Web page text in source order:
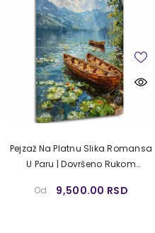
Pejzaž Na Platnu Slika Romansa
U Paru | Dovršeno Rukom
Od
9,500.00 RSD